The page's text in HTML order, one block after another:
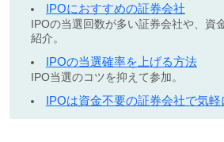
IPOにおすすめの証券会社
IPOの当選回数が多い証券会社や、資
紹介。
IPOの当選確率を上げる方法
IPO当選のコツを抑えて参加。
IPOは資金不要の証券会社で気軽